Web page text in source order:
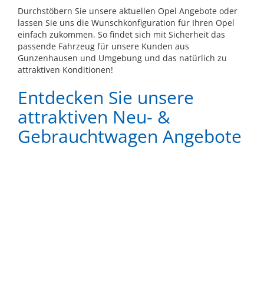
Durchstöbern Sie unsere aktuellen Opel Angebote oder
lassen Sie uns die Wunschkonfiguration für Ihren Opel
einfach zukommen. So findet sich mit Sicherheit das
passende Fahrzeug für unsere Kunden aus
Gunzenhausen und Umgebung und das natürlich zu
attraktiven Konditionen!
Entdecken Sie unsere
attraktiven Neu- &
Gebrauchtwagen Angebote